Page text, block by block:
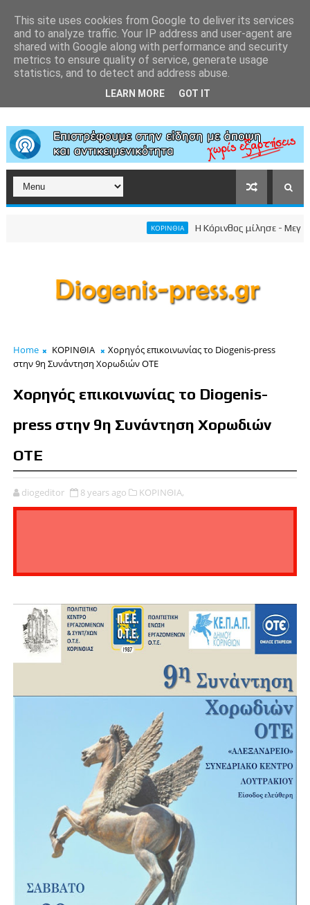
ΚΟΡΙΝΘΙΑ Η Κόρινθος μίλησε -
Home ΚΟΡΙΝΘΙΑ
Χορηγός επικοινωνίας το Diogenis-press
στην 9η Συνάντηση Χορωδιών ΟΤΕ
Χορηγός επικοινωνίας το Diogenis-
press στην 9η Συνάντηση Χορωδιών
ΟΤΕ
diogeditor 8 years ago ΚΟΡΙΝΘΙΑ,
This site uses cookies from Google to deliver its services
and to analyze traffic. Your IP address and user-agent are
shared with Google along with performance and security
metrics to ensure quality of service, generate usage
statistics, and to detect and address abuse.
LEARN MORE GOT IT